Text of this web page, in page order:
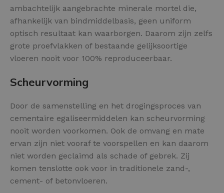
ambachtelijk aangebrachte minerale mortel die,
afhankelijk van bindmiddelbasis, geen uniform
optisch resultaat kan waarborgen. Daarom zijn zelfs
grote proefvlakken of bestaande gelijksoortige
vloeren nooit voor 100% reproduceerbaar.
Scheurvorming
Door de samenstelling en het drogingsproces van
cementaire egaliseermiddelen kan scheurvorming
nooit worden voorkomen. Ook de omvang en mate
ervan zijn niet vooraf te voorspellen en kan daarom
niet worden geclaimd als schade of gebrek. Zij
komen tenslotte ook voor in traditionele zand-,
cement- of betonvloeren.